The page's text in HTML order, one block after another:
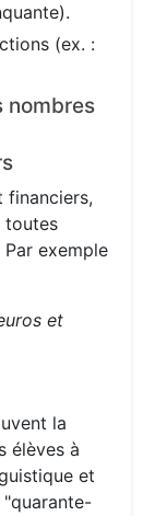
(ex. :
nombres
financiers,
toutes
exemple
et
la
élèves à
et
"quarante-